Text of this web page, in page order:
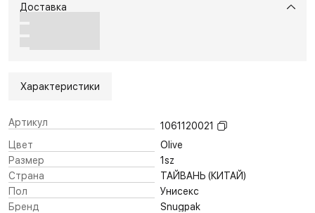
Доставка
Характеристики
Артикул
1061120021
Цвет
Olive
Размер
1sz
Страна
ТАЙВАНЬ (КИТАЙ)
Пол
Унисекс
Бренд
Snugpak